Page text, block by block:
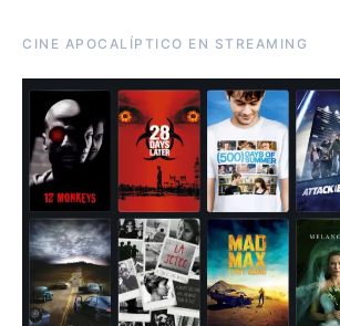
CINE APOCALÍPTICO EN STREAMING